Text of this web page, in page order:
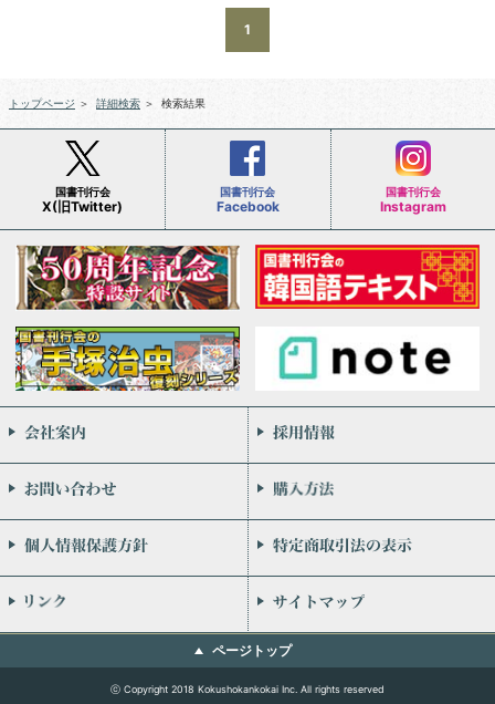
1
トップページ ＞ 詳細検索 ＞ 検索結果
国書刊行会
X(旧Twitter)
国書刊行会
Facebook
国書刊行会
Instagram
会社案内
お問い合わせ
個人情報保護方針
リンク
ページトップ
ⓒ Copyright 2018 Kokushokankokai Inc. All rights reserved